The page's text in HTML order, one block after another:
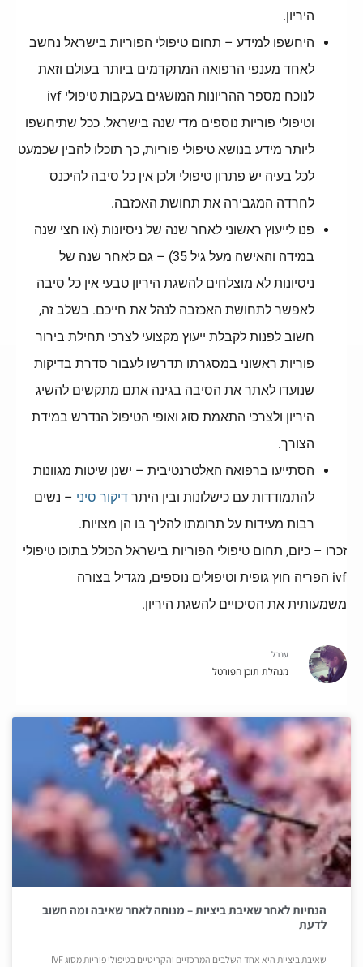
היריון.
היחשפו למידע – תחום טיפולי הפוריות בישראל נחשב
לאחד מענפי הרפואה המתקדמים ביותר בעולם וזאת
לנוכח מספר ההריונות המושגים בעקבות טיפולי ivf
וטיפולי פוריות נוספים מדי שנה בישראל. ככל שתיחשפו
ליותר מידע בנושא טיפולי פוריות, כך תוכלו להבין שכמעט
לכל בעיה יש פתרון טיפולי ולכן אין כל סיבה להיכנס
לחרדה המגבירה את תחושת האכזבה.
פנו לייעוץ ראשוני לאחר שנה של ניסיונות (או חצי שנה
במידה והאישה מעל גיל 35) – גם לאחר שנה של
ניסיונות לא מוצלחים להשגת היריון טבעי אין כל סיבה
לאפשר לתחושת האכזבה לנהל את חייכם. בשלב זה,
חשוב לפנות לקבלת ייעוץ מקצועי לצרכי תחילת בירור
פוריות ראשוני במסגרתו תדרשו לעבור סדרת בדיקות
שנועדו לאתר את הסיבה בגינה אתם מתקשים להשיג
היריון ולצרכי התאמת סוג ואופי הטיפול הנדרש במידת
הצורך.
הסתייעו ברפואה האלטרנטיבית – ישנן שיטות מגוונות
להתמודדות עם כישלונות ובין היתר דיקור סיני – נשים
רבות מעידות על תרומתו להליך בו הן מצויות.
זכרו – כיום, תחום טיפולי הפוריות בישראל הכולל בתוכו טיפולי
ivf הפריה חוץ גופית וטיפולים נוספים, מגדיל בצורה
משמעותית את הסיכויים להשגת היריון.
ענבל
מנהלת תוכן הפורטל
הנחיות לאחר שאיבת ביציות – מנוחה לאחר שאיבה ומה חשוב
לדעת
שאיבת ביציות היא אחד השלבים המרכזיים והקריטיים בטיפולי פוריות מסוג IVF